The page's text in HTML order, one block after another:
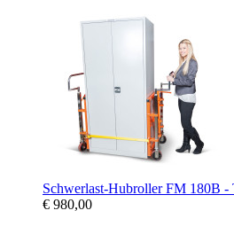
Schwerlast-Hubroller FM 180B -
€ 980,00